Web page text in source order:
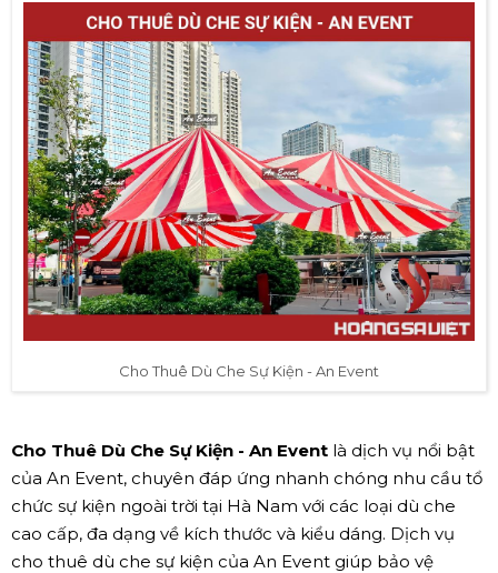
Cho Thuê Dù Che Sự Kiện - An Event
Cho Thuê Dù Che Sự Kiện - An Event là dịch vụ nổi bật
của An Event, chuyên đáp ứng nhanh chóng nhu cầu tổ
chức sự kiện ngoài trời tại Hà Nam với các loại dù che
cao cấp, đa dạng về kích thước và kiểu dáng. Dịch vụ
cho thuê dù che sự kiện của An Event giúp bảo vệ